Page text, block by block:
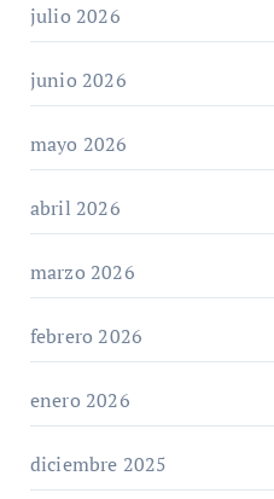
julio 2026
junio 2026
mayo 2026
abril 2026
marzo 2026
febrero 2026
enero 2026
diciembre 2025